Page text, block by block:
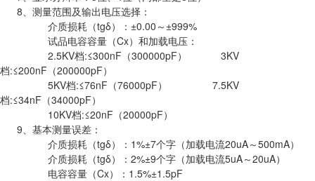
8、测量范围及输出电压选择：
介质损耗（tgδ）：±0.00～±999%
试品电容容量（Cx）和加载电压：
2.5KV档:≤300nF（300000pF） 3KV
档:≤200nF（200000pF）
5KV档:≤76nF（76000pF） 7.5KV
档:≤34nF（34000pF）
10KV档:≤20nF（20000pF）
9、基本测量误差：
介质损耗（tgδ）：1%±7个字（加载电流20uA～500mA）
介质损耗（tgδ）：2%±9个字（加载电流5uA～20uA）
电容容量（Cx）：1.5%±1.5pF